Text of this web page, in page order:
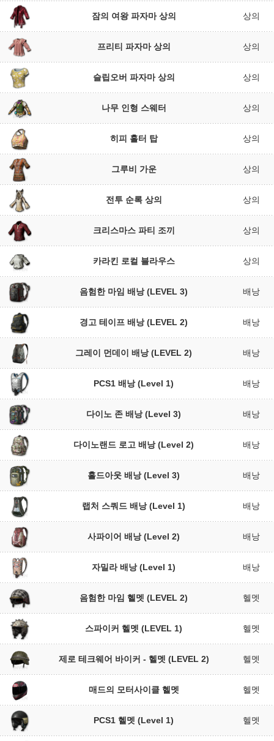
잠의 여왕 파자마 상의 상의
프리티 파자마 상의 상의
슬립오버 파자마 상의 상의
나무 인형 스웨터 상의
히피 홀터 탑 상의
그루비 가운 상의
전투 순록 상의 상의
크리스마스 파티 조끼 상의
카라킨 로컬 블라우스 상의
음험한 마임 배낭 (LEVEL 3) 배낭
경고 테이프 배낭 (LEVEL 2) 배낭
그레이 먼데이 배낭 (LEVEL 2) 배낭
PCS1 배낭 (Level 1) 배낭
다이노 존 배낭 (Level 3) 배낭
다이노랜드 로고 배낭 (Level 2) 배낭
홀드아웃 배낭 (Level 3) 배낭
랩처 스쿼드 배낭 (Level 1) 배낭
사파이어 배낭 (Level 2) 배낭
자밀라 배낭 (Level 1) 배낭
음험한 마임 헬멧 (LEVEL 2) 헬멧
스파이커 헬멧 (LEVEL 1) 헬멧
제로 테크웨어 바이커 - 헬멧 (LEVEL 2) 헬멧
매드의 모터사이클 헬멧 헬멧
PCS1 헬멧 (Level 1) 헬멧